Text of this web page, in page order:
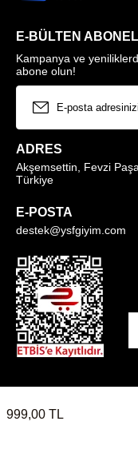
999,00 TL
E-BÜLTEN
Kampanya ve
abone olun!
ADRES
Akşemsettin, Fevzi
Türkiye
E-POSTA
destek@ysfgiyim.com
©